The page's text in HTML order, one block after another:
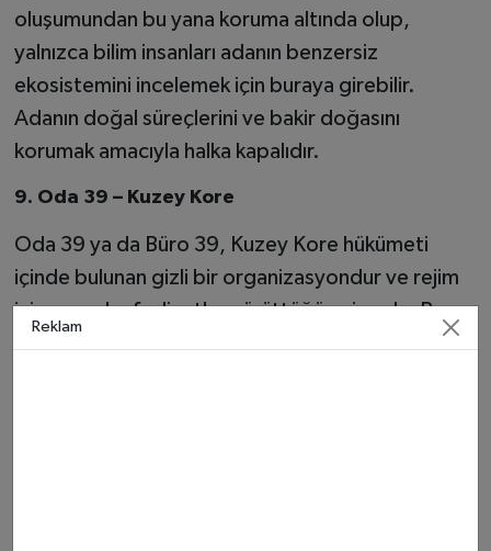
oluşumundan bu yana koruma altında olup,
yalnızca bilim insanları adanın benzersiz
ekosistemini incelemek için buraya girebilir.
Adanın doğal süreçlerini ve bakir doğasını
korumak amacıyla halka kapalıdır.
9. Oda 39 – Kuzey Kore
Oda 39 ya da Büro 39, Kuzey Kore hükümeti
içinde bulunan gizli bir organizasyondur ve rejim
için yasa dışı faaliyetler yürüttüğüne inanılır. Bu
Reklam